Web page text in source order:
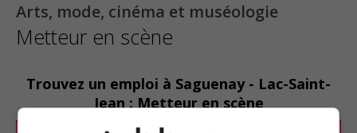
Arts, mode, cinéma et muséologie
Metteur en scène
Trouvez un emploi à Saguenay - Lac-Saint-
Jean : Metteur en scène